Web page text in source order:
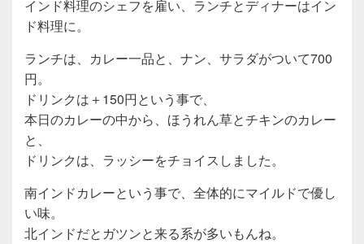
インド料理のシェフを雇い、ランチとディナーはイン
ド料理に。
ランチは、カレー一品と、ナン、サラダがついて700
円。
ドリンクは＋150円という事で、
本日のカレーの中から、ほうれん草とチキンのカレー
と、
ドリンクは、ラッシーをチョイスしました。
南インドカレーという事で、全体的にマイルドで優し
い味。
北インドだとガツンと来る系が多いもんね。